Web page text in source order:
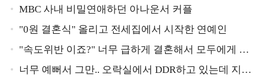
구 했다는 MBC 아나운서
MBC 사내 비밀연애하던 아나운서 커플
"0원 결혼식" 올리고 전세집에서 시작한 연예인
"속도위반 이죠?" 너무 급하게 결혼해서 모두에게 의
심 받았던 스타
너무 예뻐서 그만.. 오락실에서 DDR하고 있는데 지나